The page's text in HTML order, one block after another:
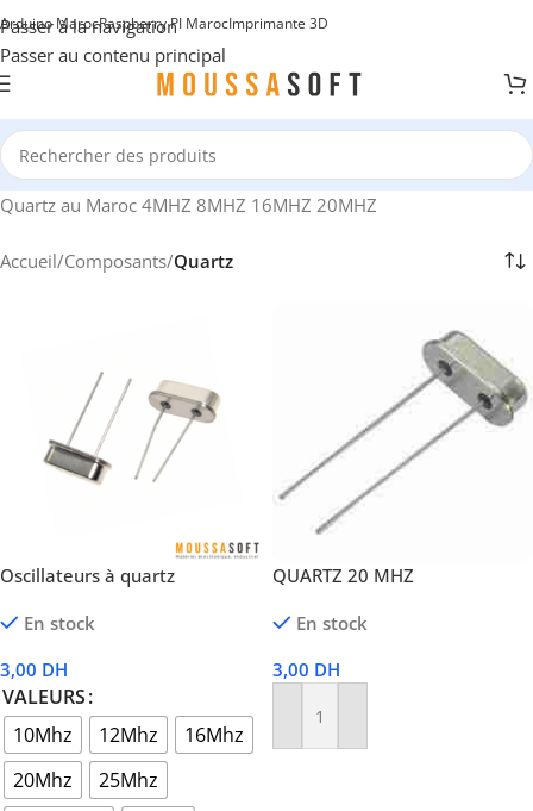
Passer à la navigation
Passer au contenu principal
Arduino MarocRaspberry PI MarocImprimante 3D
Quartz au Maroc 4MHZ 8MHZ 16MHZ 20MHZ
Accueil/Composants/Quartz
Oscillateurs à quartz
En stock
3,00 DH
VALEURS
10Mhz
12Mhz
16Mhz
20Mhz
25Mhz
QUARTZ 20 MHZ
En stock
3,00 DH
Ajouter Au Panier